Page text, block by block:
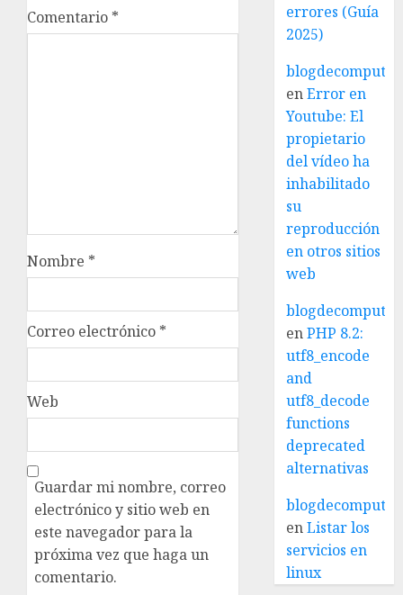
Comentario *
Nombre *
Correo electrónico *
Web
Guardar mi nombre, correo
electrónico y sitio web en
este navegador para la
próxima vez que haga un
comentario.
errores (Guía
2025)
enError en
Youtube: El
propietario
del vídeo ha
inhabilitado
su
reproducción
en otros sitios
web
enPHP 8.2:
utf8_encode
and
utf8_decode
functions
deprecated
alternativas
enListar los
servicios en
linux